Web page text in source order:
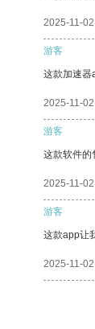
2025-11-02
游客
这款加速器
2025-11-02
游客
这款软件的
2025-11-02
游客
这款app让
2025-11-02